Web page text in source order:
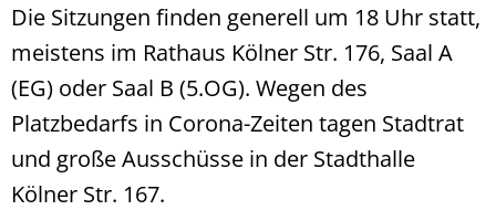
Die Sitzungen finden generell um 18 Uhr statt,
meistens im Rathaus Kölner Str. 176, Saal A
(EG) oder Saal B (5.OG). Wegen des
Platzbedarfs in Corona-Zeiten tagen Stadtrat
und große Ausschüsse in der Stadthalle
Kölner Str. 167.